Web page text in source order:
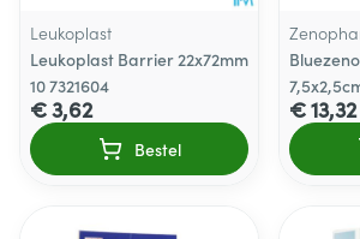
Leukoplast
Leukoplast Barrier 22x72mm
10 7321604
€ 3,62
Bestel
€ 13,32